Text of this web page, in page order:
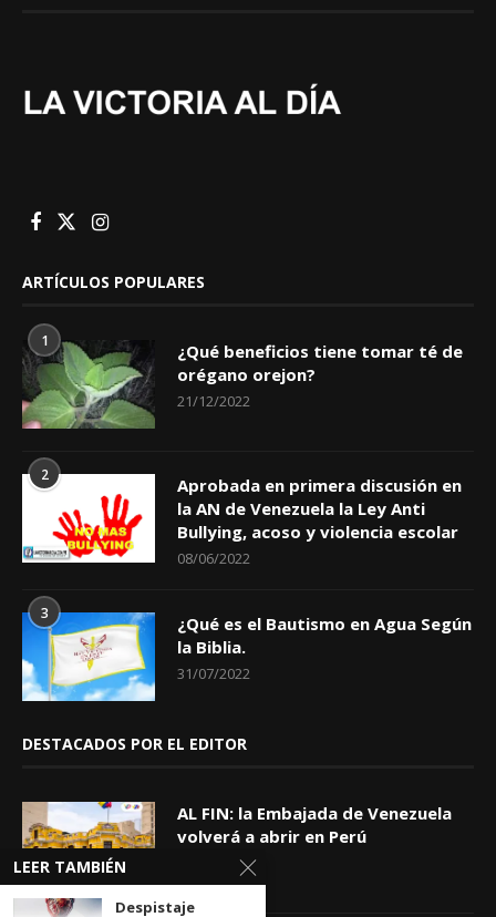
ARTÍCULOS POPULARES
1
¿Qué beneficios tiene tomar té de
orégano orejon?
21/12/2022
2
Aprobada en primera discusión en
la AN de Venezuela la Ley Anti
Bullying, acoso y violencia escolar
08/06/2022
3
¿Qué es el Bautismo en Agua Según
la Biblia.
31/07/2022
DESTACADOS POR EL EDITOR
AL FIN: la Embajada de Venezuela
volverá a abrir en Perú
06/08/2026
LEER TAMBIÉN
Despistaje